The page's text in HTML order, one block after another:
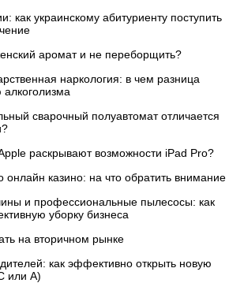
как украинскому абитуриенту поступить
аромат и не переборщить?
наркология: в чем разница
сварочный полуавтомат отличается
раскрывают возможности iPad Pro?
онлайн казино: на что обратить внимание
и профессиональные пылесосы: как
уборку бизнеса
на вторичном рынке
как эффективно открыть новую
или А)